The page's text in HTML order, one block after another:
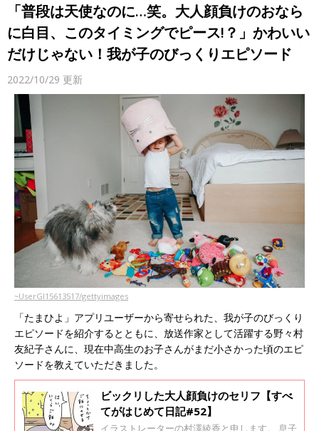
「普段は天使なのに…笑。大人顔負けのおなら
に白目、このタイミングでピース!？」かわいい
だけじゃない！我が子のびっくりエピソード
2022/10/29 更新
~UserGI15613517/gettyimages
「たまひよ」アプリユーザーから寄せられた、我が子のびっくり
エピソードを紹介するとともに、放送作家として活躍する野々村
友紀子さんに、現在中高生のお子さんがまだ小さかった頃のエピ
ソードを教えていただきました。
ビックリした大人顔負けのセリフ【すべ
てがはじめて日記#52】
イラストレーターの村澤綾香と申します。 息子